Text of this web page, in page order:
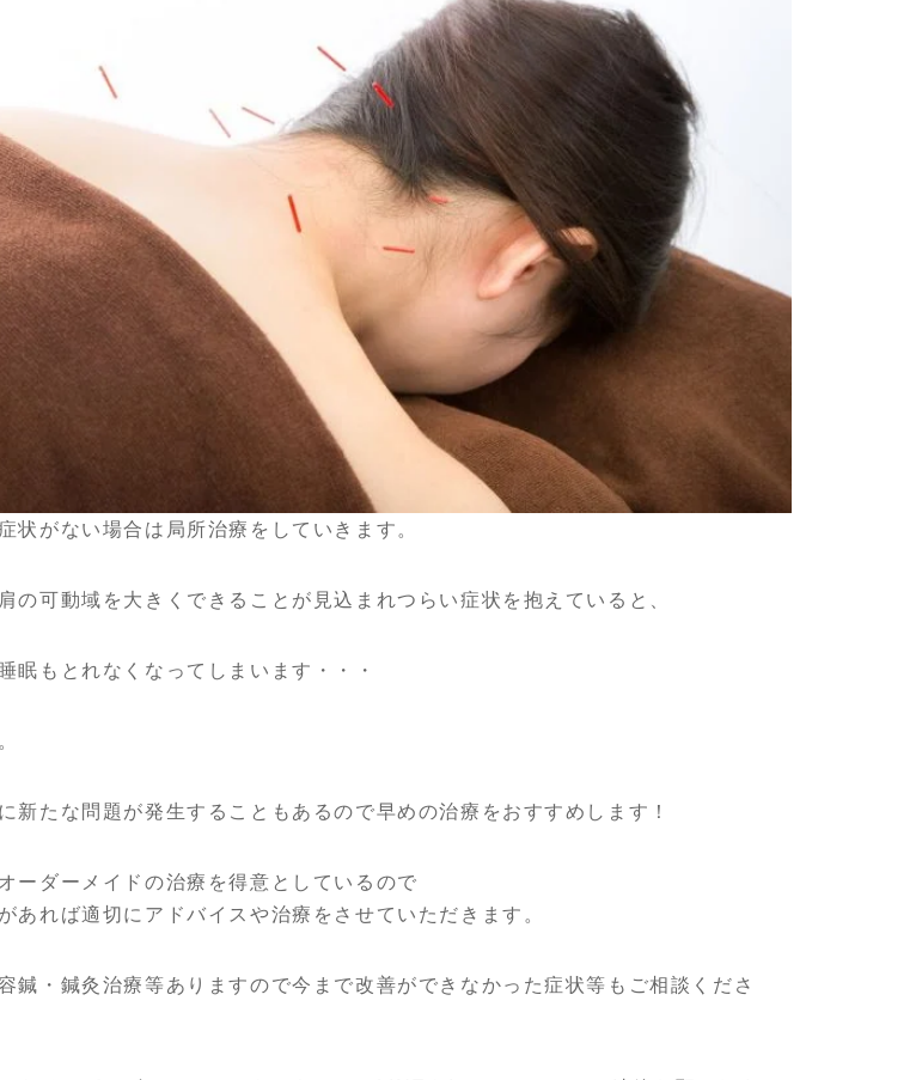
状がない場合は局所治療をしていきます。
の可動域を大きくできることが見込まれつらい症状を抱えていると、
眠もとれなくなってしまいます・・・
新たな問題が発生することもあるので早めの治療をおすすめします！
ーダーメイドの治療を得意としているので
あれば適切にアドバイスや治療をさせていただきます。
鍼・鍼灸治療等ありますので今まで改善ができなかった症状等もご相談くださ